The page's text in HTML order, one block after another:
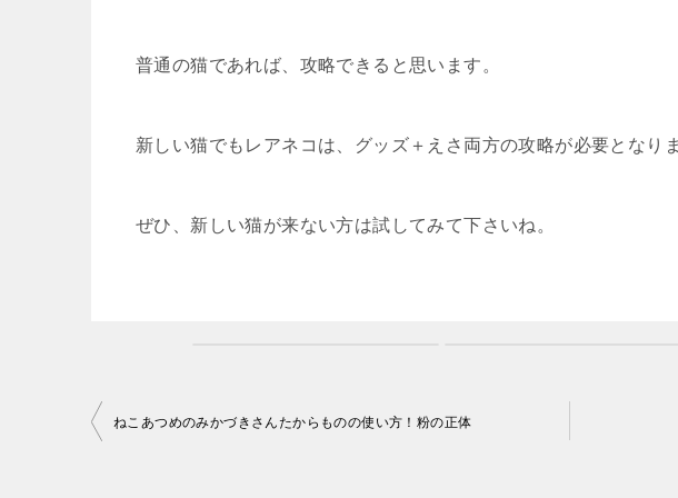
普通の猫であれば、攻略できると思います。
新しい猫でもレアネコは、グッズ＋えさ両方の攻略が必要となりま
ぜひ、新しい猫が来ない方は試してみて下さいね。
投ねこあつめのみかづきさんたからものの使い方！粉の正体